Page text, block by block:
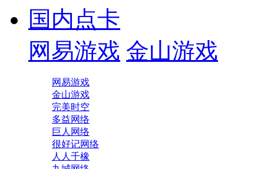
国内点卡
网易游戏 金山游戏
网易游戏
金山游戏
完美时空
多益网络
巨人网络
很好记网络
人人千橡